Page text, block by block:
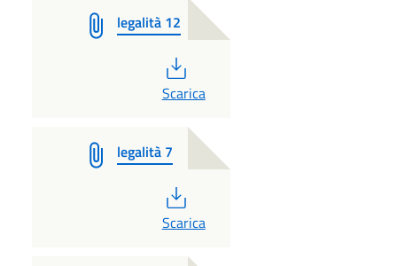
legalità 12
PDF
Scarica
legalità 7
PDF
Scarica